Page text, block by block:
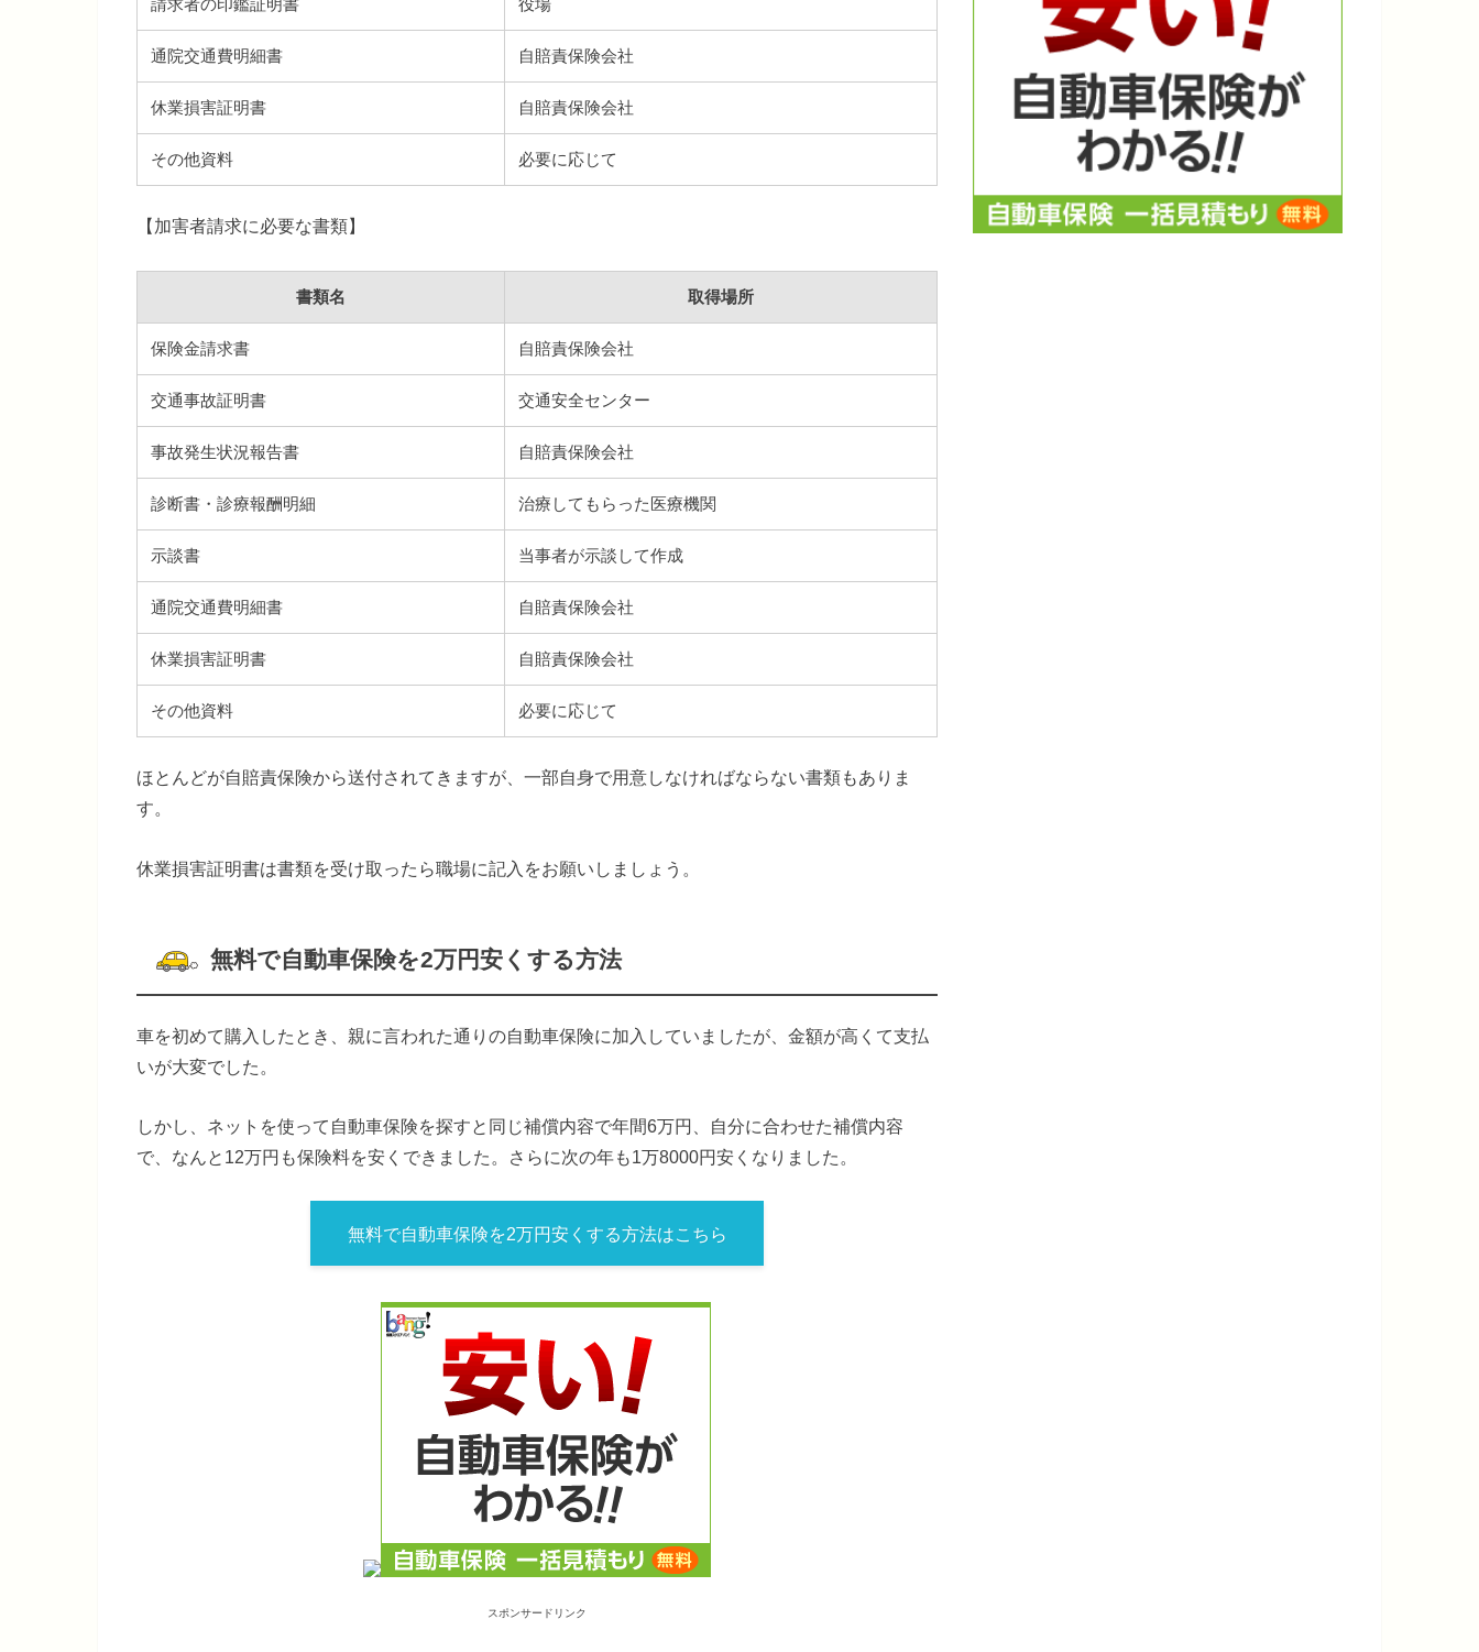
通院交通費明細書 自賠責保険会社
休業損害証明書 自賠責保険会社
その他資料 必要に応じて
【加害者請求に必要な書類】
書類名 取得場所
保険金請求書 自賠責保険会社
交通事故証明書 交通安全センター
事故発生状況報告書 自賠責保険会社
診断書・診療報酬明細 治療してもらった医療機関
示談書 当事者が示談して作成
通院交通費明細書 自賠責保険会社
休業損害証明書 自賠責保険会社
その他資料 必要に応じて
ほとんどが自賠責保険から送付されてきますが、一部自身で用意しなければならない書類もありま
す。
休業損害証明書は書類を受け取ったら職場に記入をお願いしましょう。
無料で自動車保険を2万円安くする方法
車を初めて購入したとき、親に言われた通りの自動車保険に加入していましたが、金額が高くて支払
いが大変でした。
しかし、ネットを使って自動車保険を探すと 同じ補償内容で年間6万円、自分に合わせた補償内容
で、なんと12万円も保険料を安くできました。さらに次の年も1万8000円安くなりました。
無料で自動車保険を2万円安くする方法はこちら
スポンサードリンク